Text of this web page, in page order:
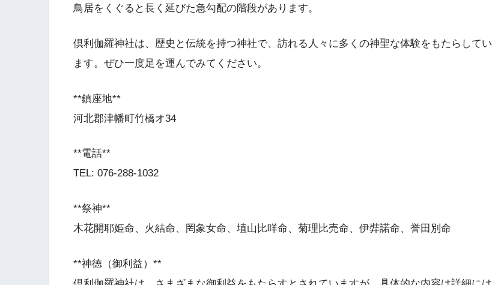
鳥居をくぐると長く延びた急勾配の階段があります。
倶利伽羅神社は、歴史と伝統を持つ神社で、訪れる人々に多くの神聖な体験をもたらしてい
ます。ぜひ一度足を運んでみてください。
**鎮座地**
河北郡津幡町竹橋オ34
**電話**
TEL: 076-288-1032
**祭神**
木花開耶姫命、火結命、罔象女命、埴山比咩命、菊理比売命、伊弉諾命、誉田別命
**神徳（御利益）**